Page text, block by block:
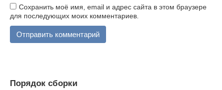
Сохранить моё имя, email и адрес сайта в этом браузере
для последующих моих комментариев.
Порядок сборки